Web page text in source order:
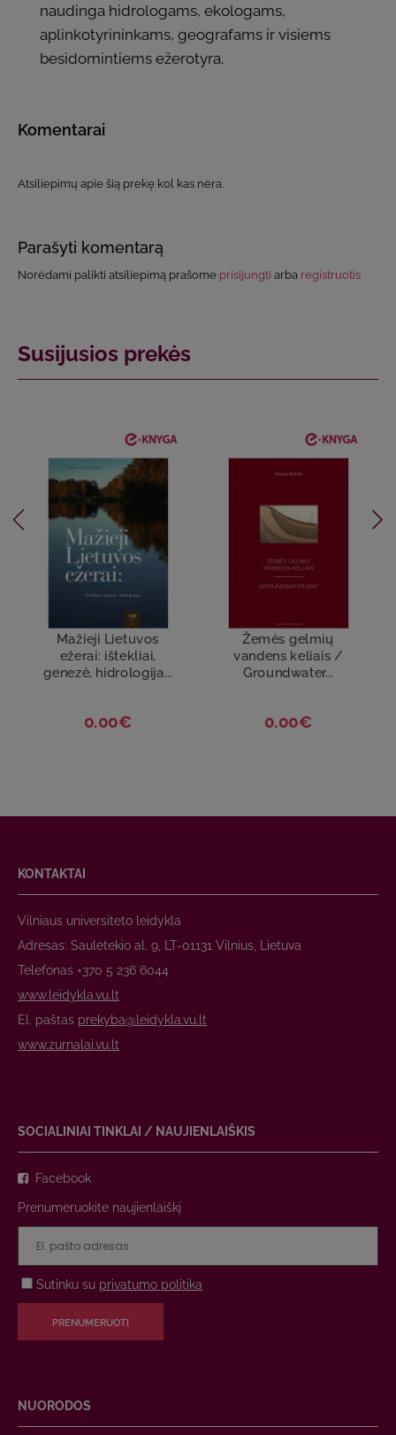
naudinga hidrologams, ekologams,
aplinkotyrininkams, geografams ir visiems
besidomintiems ežerotyra.
Komentarai
Atsiliepimų apie šią prekę kol kas nėra.
Parašyti komentarą
Norėdami palikti atsiliepimą prašome prisijungti arba registruotis
Susijusios prekės
Mažieji Lietuvos
ežerai: ištekliai,
genezė, hidrologija...
0.00€
Žemės gelmių
vandens keliais /
Groundwater...
0.00€
KONTAKTAI
Vilniaus universiteto leidykla
Adresas: Saulėtekio al. 9, LT-01131 Vilnius, Lietuva
Telefonas +370 5 236 6044
www.leidykla.vu.lt
El. paštas prekyba@leidykla.vu.lt
www.zurnalai.vu.lt
SOCIALINIAI TINKLAI / NAUJIENLAIŠKIS
Facebook
Prenumeruokite naujienlaiškį
Sutinku su privatumo politika
PRENUMERUOTI
NUORODOS